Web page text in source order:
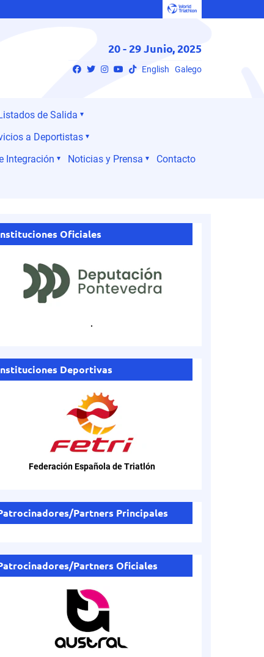
20 - 29 Junio, 2025
English Galego
de Salida
a Deportistas
Integración Noticias y Prensa
Contacto
Oficiales
.
Deportivas
Federación Española de Triatlón
Partners Principales
Partners Oficiales